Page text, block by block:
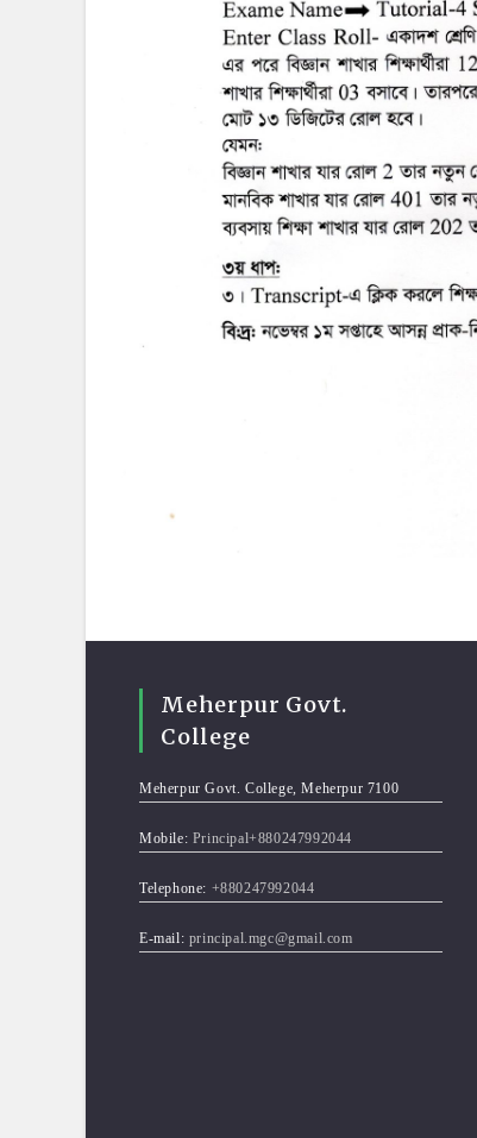
Meherpur Govt.
College
Meherpur Govt. College, Meherpur 7100
Mobile: Principal+880247992044
Telephone: +880247992044
E-mail: principal.mgc@gmail.com